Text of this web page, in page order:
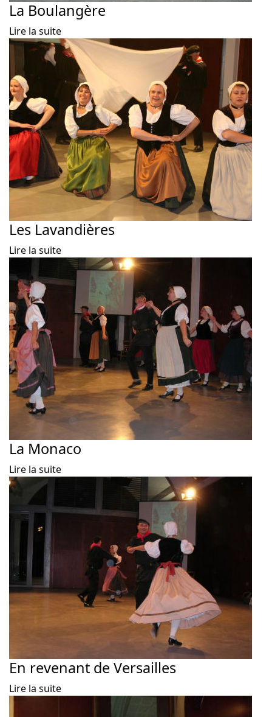
La Boulangère
Lire la suite
Les Lavandières
Lire la suite
La Monaco
Lire la suite
En revenant de Versailles
Lire la suite